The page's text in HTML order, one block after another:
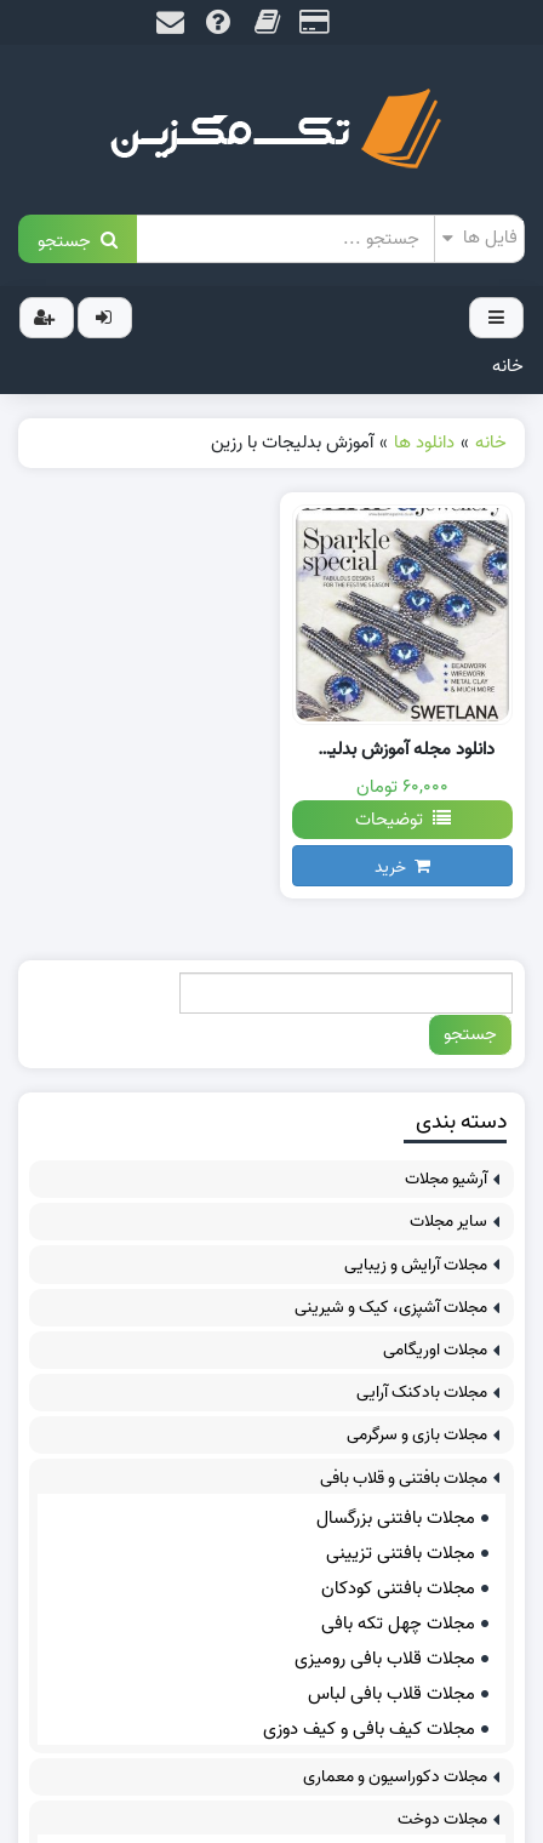
جستجو
خانه
خانه » دانلود ها » آموزش بدلیجات با رزین
دانلود مجله آموزش بدلیجات منجوقی
۶۰,۰۰۰ تومان
توضیحات
خرید
دسته بندی
آرشیو مجلات
سایر مجلات
مجلات آرایش و زیبایی
مجلات آشپزی، کیک و شیرینی
مجلات اوریگامی
مجلات بادکنک آرایی
مجلات بازی و سرگرمی
مجلات بافتنی و قلاب بافی
مجلات بافتنی بزرگسال
مجلات بافتنی تزیینی
مجلات بافتنی کودکان
مجلات چهل تکه بافی
مجلات قلاب بافی رومیزی
مجلات قلاب بافی لباس
مجلات کیف بافی و کیف دوزی
مجلات دکوراسیون و معماری
مجلات دوخت